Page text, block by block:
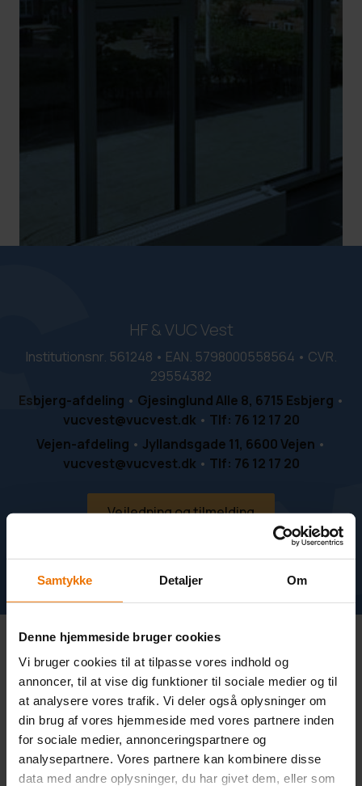
Samtykke Detaljer Om
Denne hjemmeside bruger cookies
Vi bruger cookies til at tilpasse vores indhold og
annoncer, til at vise dig funktioner til sociale medier og til
at analysere vores trafik. Vi deler også oplysninger om
din brug af vores hjemmeside med vores partnere inden
for sociale medier, annonceringspartnere og
analysepartnere. Vores partnere kan kombinere disse
data med andre oplysninger, du har givet dem, eller som
HF & VUC Vest
Institutionsnr. 561248 • EAN. 5798000558564 • CVR.
29554382
Esbjerg-afdeling • Gjesinglund Alle 8, 6715 Esbjerg •
vucvest@vucvest.dk • Tlf: 76 12 17 20
Vejen-afdeling • Jyllandsgade 11, 6600 Vejen •
vucvest@vucvest.dk • Tlf: 76 12 17 20
Vejledning og tilmelding
Besøg os
HF
HF Uddannelsespakker
HF2
HF Enkeltfag